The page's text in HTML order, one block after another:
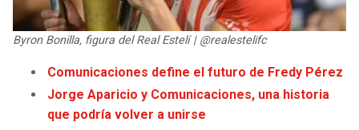
COLTS
TITANS
MAGIC
WARRIORS
Byron Bonilla, figura del Real Estelí | @realestelifc
Comunicaciones define el futuro de Fredy Pérez
Jorge Aparicio y Comunicaciones, una historia
que podría volver a unirse